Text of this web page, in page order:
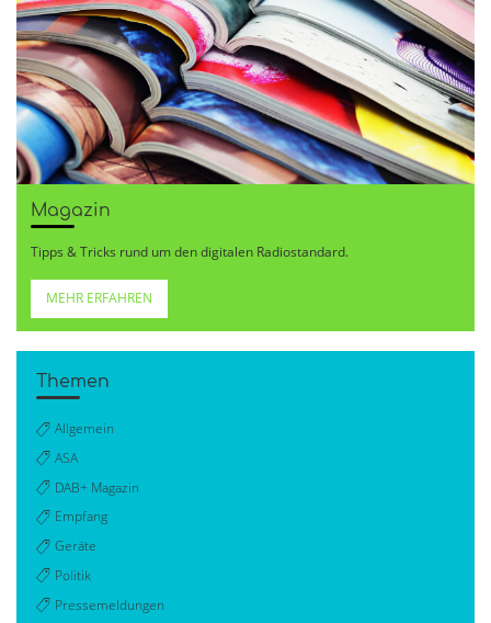
Magazin
Tipps & Tricks rund um den digitalen Radiostandard.
MEHR ERFAHREN
Themen
Allgemein
ASA
DAB+ Magazin
Empfang
Geräte
Politik
Pressemeldungen